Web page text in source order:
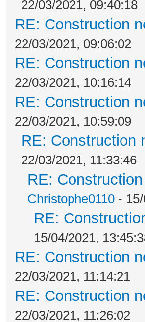
22/03/2021, 09:40:18
RE: Construction
22/03/2021, 09:06:02
RE: Construction
22/03/2021, 10:16:14
RE: Construction
22/03/2021, 10:59:09
RE: Construction
22/03/2021, 11:33:46
RE:
Christophe0110 -
RE:
15/04/2021,
RE: Construction
22/03/2021, 11:14:21
RE: Construction
22/03/2021, 11:26:02